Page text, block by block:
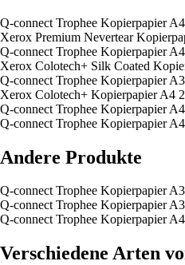
Q-connect Trophee Kopierpapier
Xerox Premium Nevertear
Q-connect Trophee Kopierpapier
Xerox Colotech+ Silk Coated
Q-connect Trophee Kopierpapier
Xerox Colotech+ Kopierpapier A4
Q-connect Trophee Kopierpapier
Q-connect Trophee Kopierpapier
Andere Produkte
Q-connect Trophee Kopierpapier
Q-connect Trophee Kopierpapier
Q-connect Trophee Kopierpapier
Verschiedene Arten